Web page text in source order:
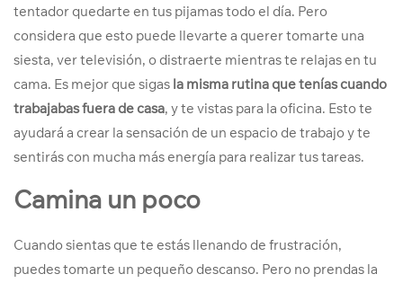
tentador quedarte en tus pijamas todo el día. Pero
considera que esto puede llevarte a querer tomarte una
siesta, ver televisión, o distraerte mientras te relajas en tu
cama. Es mejor que sigas la misma rutina que tenías cuando
trabajabas fuera de casa, y te vistas para la oficina. Esto te
ayudará a crear la sensación de un espacio de trabajo y te
sentirás con mucha más energía para realizar tus tareas.
Camina un poco
Cuando sientas que te estás llenando de frustración,
puedes tomarte un pequeño descanso. Pero no prendas la